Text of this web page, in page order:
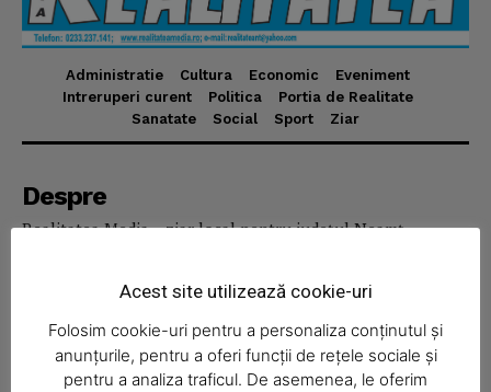
News Week
Administratie Cultura Economic
Eveniment
Intreruperi curent
Politica
Portia de Realitate
Sanatate
Social Sport Ziar
Despre
Realitatea Media – ziar local pentru județul Neamț,
Acest site utilizează cookie-uri
Folosim cookie-uri pentru a personaliza conținutul și
anunțurile, pentru a oferi funcții de rețele sociale și
pentru a analiza traficul. De asemenea, le oferim